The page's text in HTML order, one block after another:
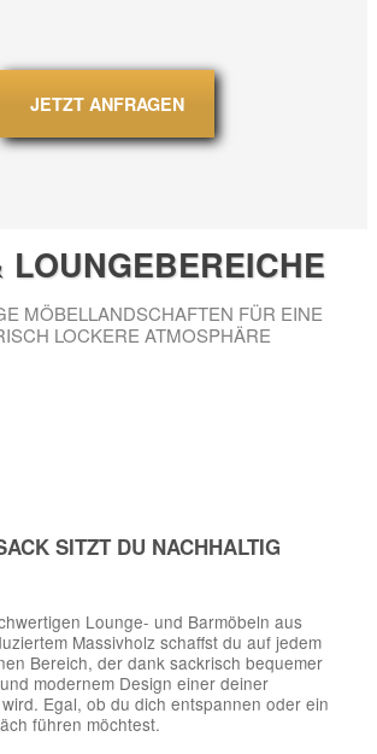
JETZT ANFRAGEN
LOUNGEBEREICHE
MÖBELLANDSCHAFTEN FÜR EINE
LOCKERE ATMOSPHÄRE
SITZT DU NACHHALTIG
Lounge- und Barmöbeln aus
Massivholz schaffst du auf jedem
Bereich, der dank sackrisch bequemer
modernem Design einer deiner
Egal, ob du dich entspannen oder ein
führen möchtest.